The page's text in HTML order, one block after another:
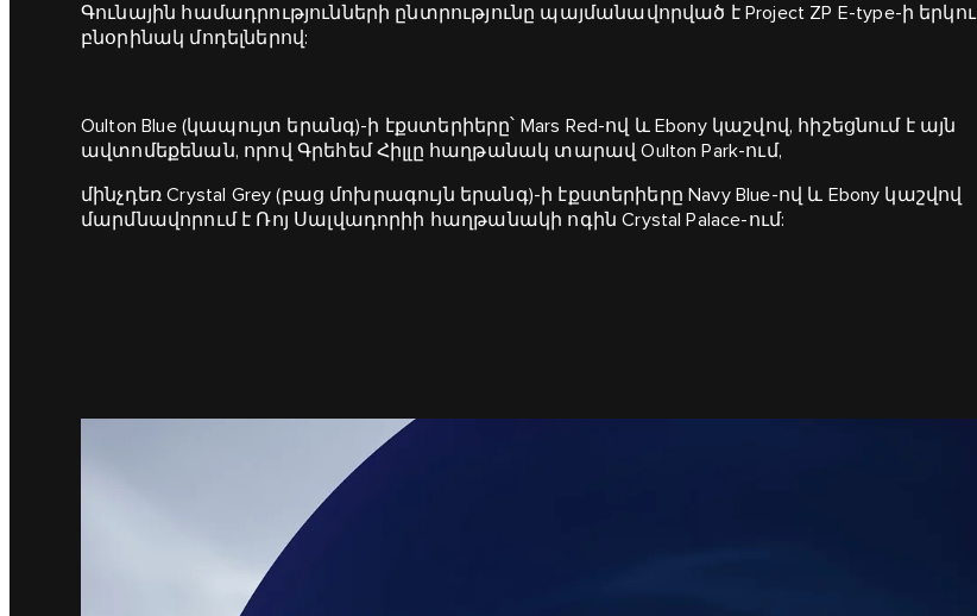
Գունային համադրությունների ընտրությունը պայմանավորված է Project ZP E-type-ի երկու
բնօրինակ մոդելներով:
Oulton Blue (կապույտ երանգ)-ի էքստերիերը՝ Mars Red-ով և Ebony կաշվով, հիշեցնում է այն
ավտոմեքենան, որով Գրեհեմ Հիլլը հաղթանակ տարավ Oulton Park-ում,
մինչդեռ Crystal Grey (բաց մոխրագույն երանգ)-ի էքստերիերը Navy Blue-ով և Ebony կաշվով
մարմնավորում է Ռոյ Սալվադորիի հաղթանակի ոգին Crystal Palace-ում: